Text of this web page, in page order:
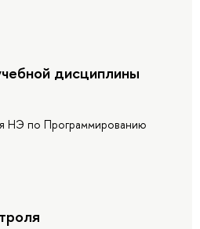
дисциплины
НЭ по Программированию